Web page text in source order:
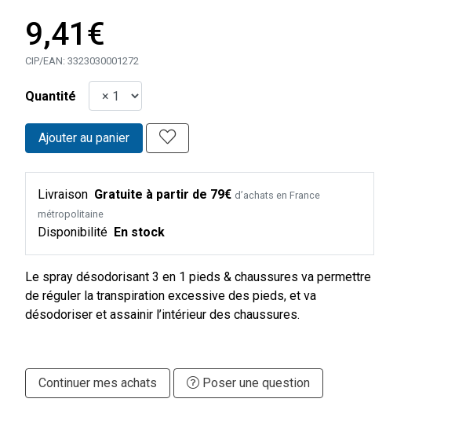
9,41€
CIP/EAN: 3323030001272
Quantité
Ajouter au panier
Livraison Gratuite à partir de 79€ d’achats en France
métropolitaine
Disponibilité En stock
Le spray désodorisant 3 en 1 pieds & chaussures va permettre
de réguler la transpiration excessive des pieds, et va
désodoriser et assainir l’intérieur des chaussures.
Continuer mes achats Poser une question